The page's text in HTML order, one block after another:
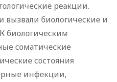
реакции.
вызвали биологические и
биологическим
соматические
состояния
инфекции,